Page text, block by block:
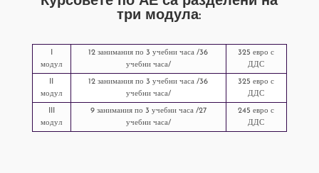
три модула:
модул
12 занимания по 3 учебни часа /36
учебни часа/
325 евро с
ДДС
модул
12 занимания по 3 учебни часа /36
учебни часа/
325 евро с
ДДС
модул
9 занимания по 3 учебни часа /27
учебни часа/
245 евро с
ДДС